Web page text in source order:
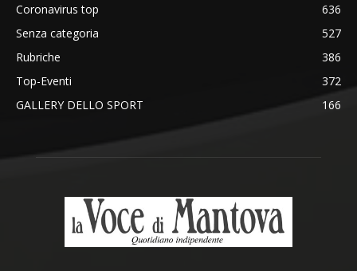
Coronavirus top
636
Senza categoria
527
Rubriche
386
Top-Eventi
372
GALLERY DELLO SPORT
166